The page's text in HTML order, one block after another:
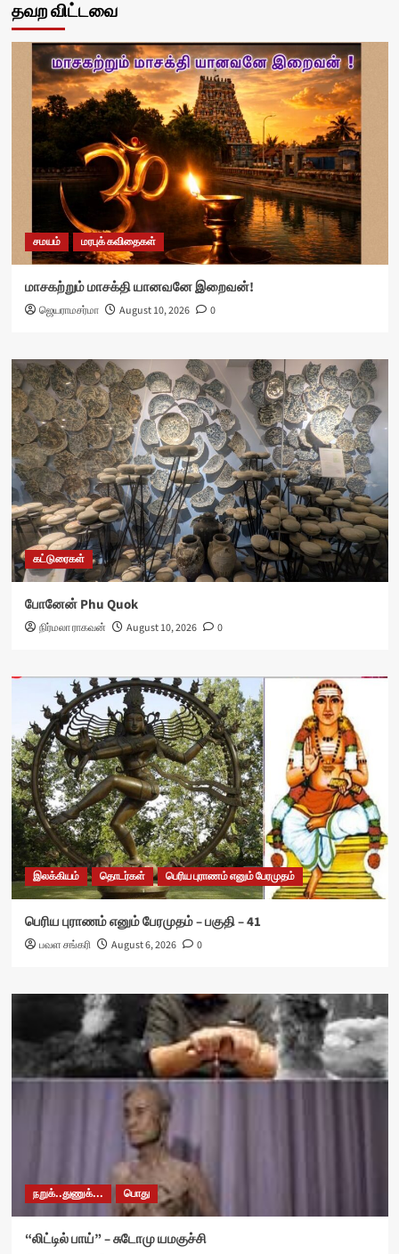
தவற விட்டவை
சமயம் மரபுக் கவிதைகள்
மாசகற்றும் மாசக்தி யானவனே இறைவன்!
ஜெயராமசர்மா August 10, 2026 0
கட்டுரைகள்
போனேன் Phu Quok
நிர்மலா ராகவன் August 10, 2026 0
இலக்கியம் தொடர்கள் பெரிய புராணம் எனும் பேரமுதம்
பெரிய புராணம் எனும் பேரமுதம் – பகுதி – 41
பவள சங்கரி August 6, 2026 0
நறுக்..துணுக்... பொது
“லிட்டில் பாய்” – சுடோமு யமகுச்சி